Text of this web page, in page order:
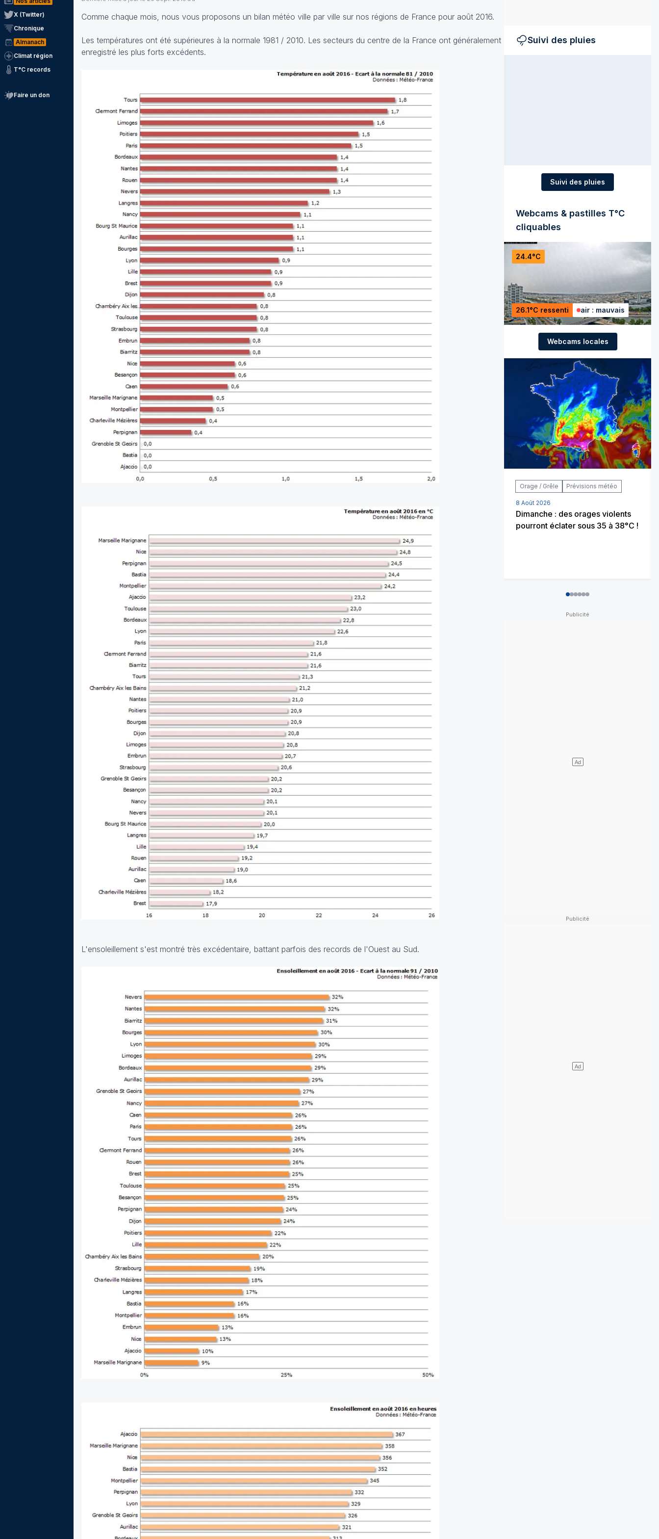
X (Twitter)
Chronique
Almanach
Climat région
T°C records
Faire un don
Comme chaque mois, nous vous proposons un bilan météo ville par ville sur nos régions de France pour août 2016.
Les températures ont été supérieures à la normale 1981 / 2010. Les secteurs du centre de la France ont généralement
enregistré les plus forts excédents.
L'ensoleillement s'est montré très excédentaire, battant parfois des records de l'Ouest au Sud.
Suivi des pluies
Suivi des pluies
Webcams & pastilles T°C
cliquables
24.4°C
26.1°C ressenti air : mauvais
Webcams locales
Orage / Grêle Prévisions météo
8 Août 2026
Dimanche : des orages violents
pourront éclater sous 35 à 38°C !
012345